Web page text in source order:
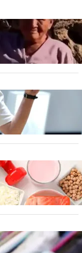
con un
que busca
en Latinoamérica
de
a tu dieta este mes
se suman a la
mano premium